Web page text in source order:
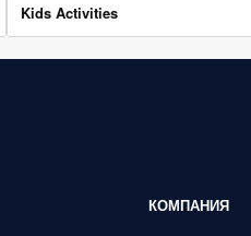
Kids Activities
КОМПАНИЯ